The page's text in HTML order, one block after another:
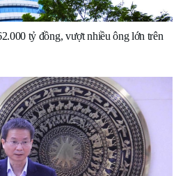
tỷ đồng, vượt nhiều ông lớn trên